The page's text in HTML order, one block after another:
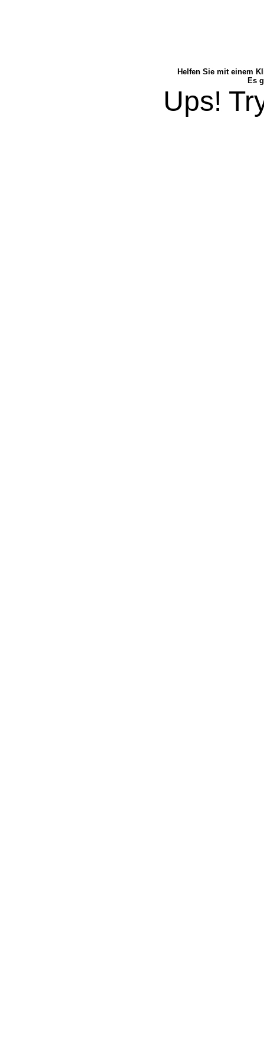
Helfen Sie mit einem
Es
Ups!